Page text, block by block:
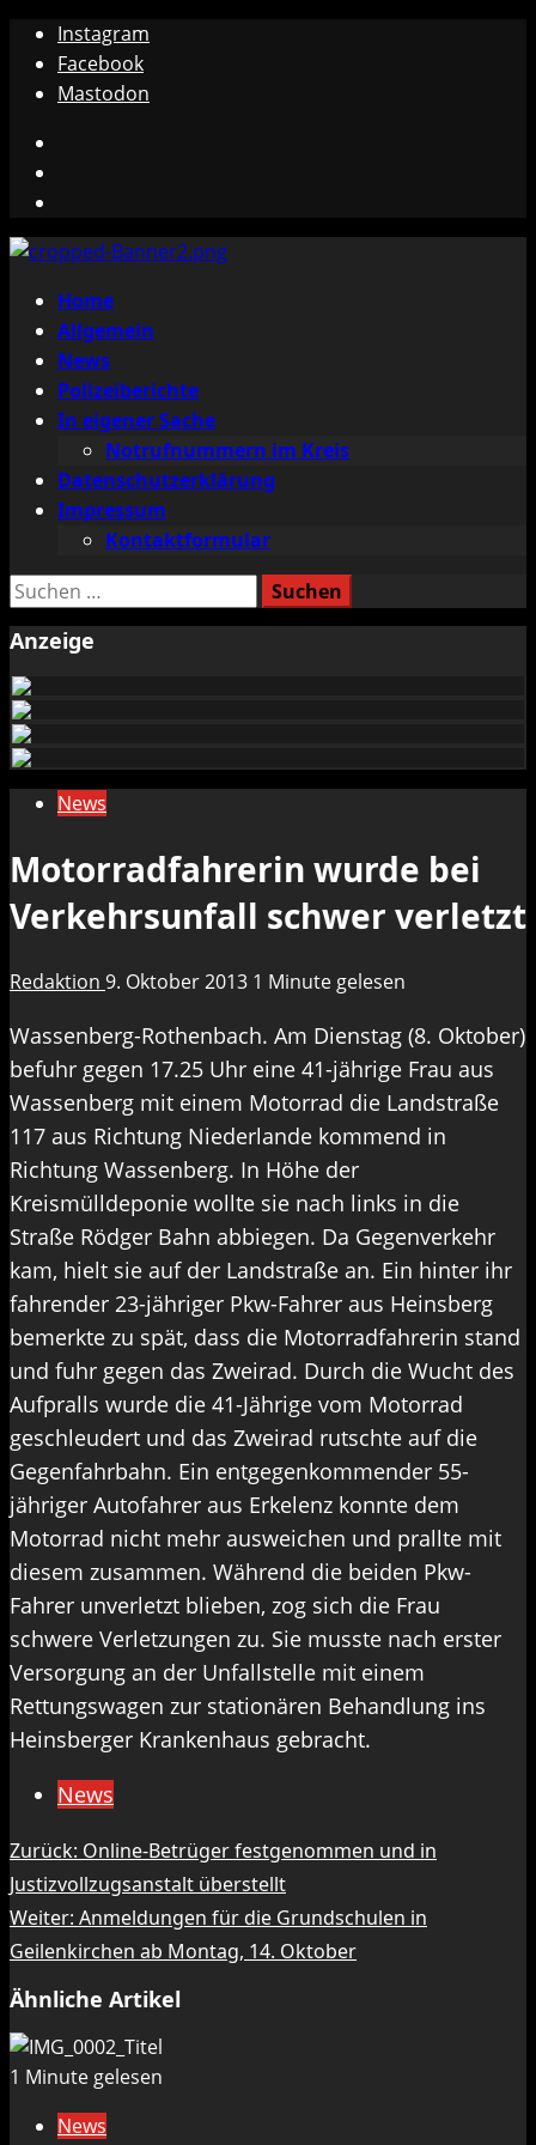
Zum
Inhalt
springen
Instagram
Facebook
Mastodon
Primäres
Menü
Home
Allgemein
News
Polizeiberichte
In eigener Sache
Notrufnummern im Kreis
Datenschutzerklärung
Impressum
Kontaktformular
Suchen
Anzeige
News
Motorradfahrerin wurde bei
Verkehrsunfall schwer verletzt
Redaktion 9. Oktober 2013 1 Minute gelesen
Wassenberg-Rothenbach. Am Dienstag (8. Oktober)
befuhr gegen 17.25 Uhr eine 41-jährige Frau aus
Wassenberg mit einem Motorrad die Landstraße
117 aus Richtung Niederlande kommend in
Richtung Wassenberg. In Höhe der
Kreismülldeponie wollte sie nach links in die
Straße Rödger Bahn abbiegen. Da Gegenverkehr
kam, hielt sie auf der Landstraße an. Ein hinter ihr
fahrender 23-jähriger Pkw-Fahrer aus Heinsberg
bemerkte zu spät, dass die Motorradfahrerin stand
und fuhr gegen das Zweirad. Durch die Wucht des
Aufpralls wurde die 41-Jährige vom Motorrad
geschleudert und das Zweirad rutschte auf die
Gegenfahrbahn. Ein entgegenkommender 55-
jähriger Autofahrer aus Erkelenz konnte dem
Motorrad nicht mehr ausweichen und prallte mit
diesem zusammen. Während die beiden Pkw-
Fahrer unverletzt blieben, zog sich die Frau
schwere Verletzungen zu. Sie musste nach erster
Versorgung an der Unfallstelle mit einem
Rettungswagen zur stationären Behandlung ins
Heinsberger Krankenhaus gebracht.
News
Beitragsnavigation
Zurück: Online-Betrüger festgenommen und in
Justizvollzugsanstalt überstellt
Weiter: Anmeldungen für die Grundschulen in
Geilenkirchen ab Montag, 14. Oktober
Ähnliche Artikel
1 Minute gelesen
News